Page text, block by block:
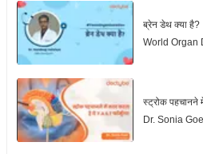
ब्रेन डेथ क्या है?
World Organ
स्ट्रोक पहचानने
Dr. Sonia